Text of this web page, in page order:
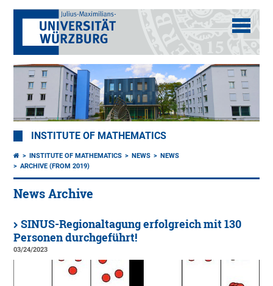
INSTITUTE OF MATHEMATICS
INSTITUTE OF MATHEMATICS NEWS
NEWS
ARCHIVE (FROM 2019)
News Archive
SINUS-Regionaltagung erfolgreich mit 130
Personen durchgeführt!
03/24/2023